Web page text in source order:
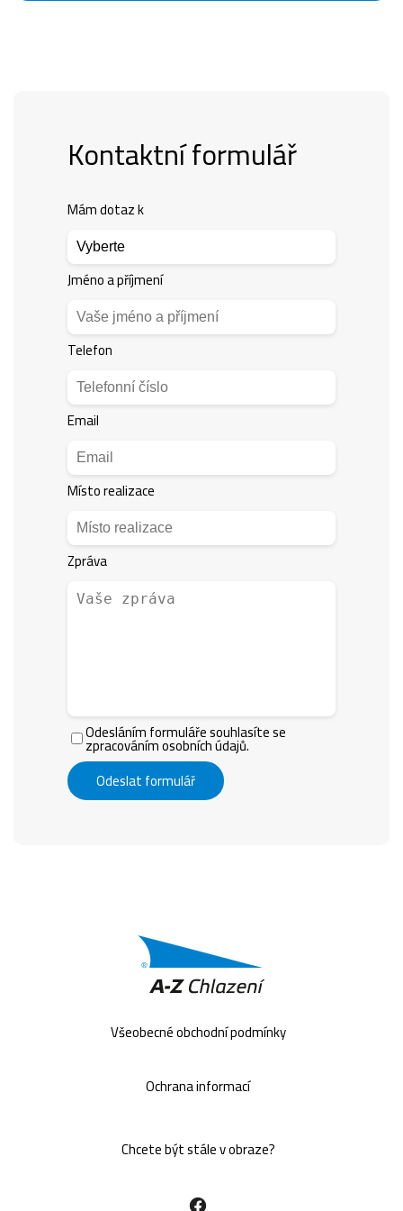
Kontaktní formulář
Mám dotaz k
Jméno a příjmení
Telefon
Email
Místo realizace
Zpráva
Odesláním formuláře souhlasíte se
zpracováním osobních údajů.
Odeslat formulář
Všeobecné obchodní podmínky
Ochrana informací
Chcete být stále v obraze?